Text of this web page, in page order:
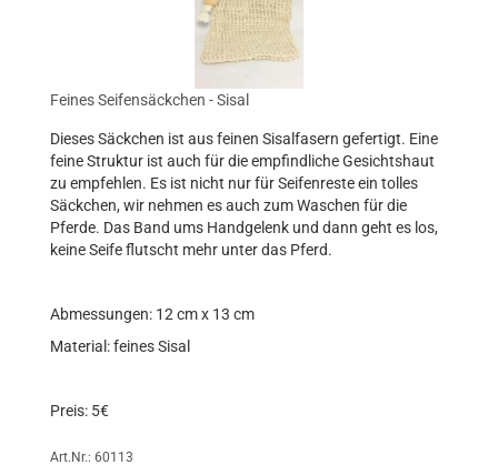
Feines Seifensäckchen - Sisal
Dieses Säckchen ist aus feinen Sisalfasern gefertigt. Eine
feine Struktur ist auch für die empfindliche Gesichtshaut
zu empfehlen. Es ist nicht nur für Seifenreste ein tolles
Säckchen, wir nehmen es auch zum Waschen für die
Pferde. Das Band ums Handgelenk und dann geht es los,
keine Seife flutscht mehr unter das Pferd.
Abmessungen: 12 cm x 13 cm
Material: feines Sisal
Preis: 5€
Art.Nr.: 60113